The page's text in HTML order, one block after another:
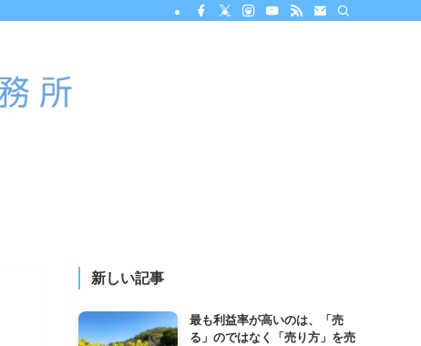
新しい記事
最も利益率が高いのは、「売
る」のではなく「売り方」を売